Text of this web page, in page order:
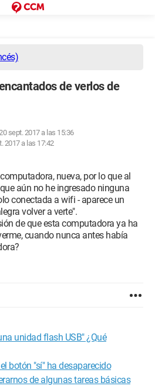
de verlos de
sept. 2017 a las 15:36
2017 a las 17:42
nueva, por lo que al
aún no he ingresado ninguna
conectada a wifi - aparece un
volver a verte".
de que esta computadora ya ha
cuando nunca antes había
unidad flash USB" ¿Qué
botón "sí" ha desaparecido
de algunas tareas básicas